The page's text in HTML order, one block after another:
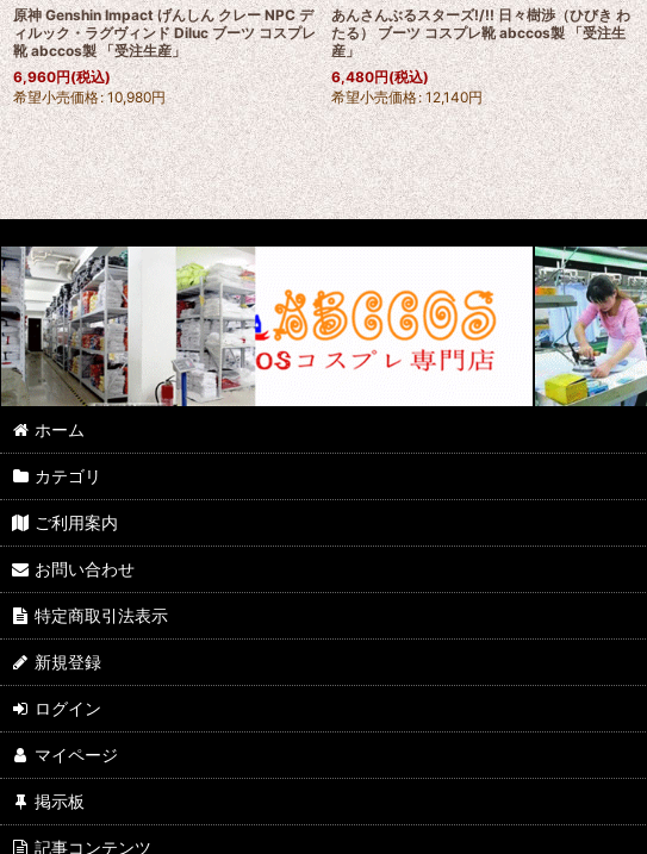
原神 Genshin Impact げんしん クレー NPC デ
ィルック・ラグヴィンド Diluc ブーツ コスプレ
靴 abccos製 「受注生産」
6,960円(税込)
希望小売価格: 10,980円
あんさんぶるスターズ!/!! 日々樹渉（ひびき わ
たる） ブーツ コスプレ靴 abccos製 「受注生
産」
6,480円(税込)
希望小売価格: 12,140円
ホーム
カテゴリ
ご利用案内
お問い合わせ
特定商取引法表示
新規登録
ログイン
マイページ
掲示板
記事コンテンツ